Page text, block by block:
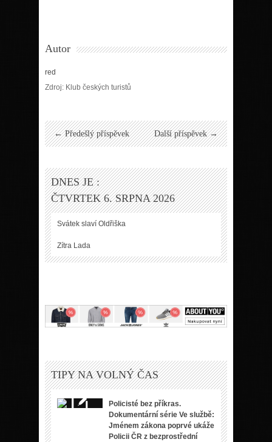
Autor
red
Zdroj: Klub českých turistů
← Předešlý příspěvek Další příspěvek →
DNES JE :
ČTVRTEK 6. SRPNA 2026
Svátek slaví Oldřiška
Zítra Lada
TIPY NA VOLNÝ ČAS
Policisté bez příkras.
Dokumentární série Ve službě:
Jménem zákona poprvé ukáže
Policii ČR z bezprostřední